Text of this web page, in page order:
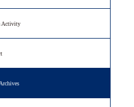
Activity